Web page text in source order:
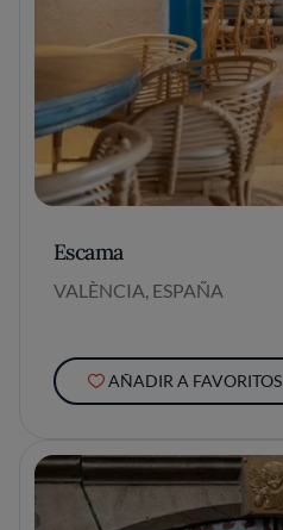
Escama
VALÈNCIA, ESPAÑA
AÑADIR A FAVORITOS